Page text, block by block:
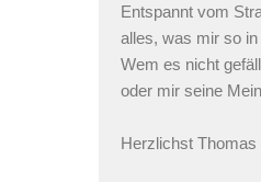
Entspannt vom
alles, was mir so
Wem es nicht
oder mir seine
Herzlichst Thomas